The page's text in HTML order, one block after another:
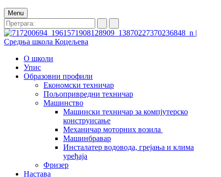
Menu
О школи
Упис
Образовни профили
Економски техничар
Пољопривредни техничар
Машинство
Машински техничар за компјутерско
конструисање
Механичар моторних возила
Машинбравар
Инсталатер водовода, грејања и клима
уређаја
Фризер
Настава